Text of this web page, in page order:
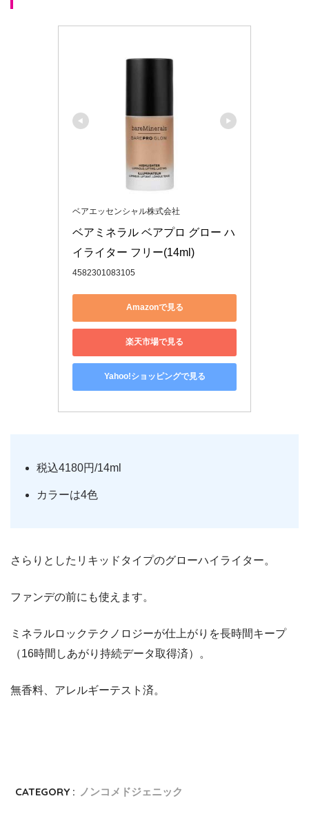
ベアエッセンシャル株式会社
ベアミネラル ベアプロ グロー ハ
イライター フリー(14ml)
4582301083105
Amazonで見る
楽天市場で見る
Yahoo!ショッピングで見る
税込4180円/14ml
カラーは4色
さらりとしたリキッドタイプのグローハイライター。
ファンデの前にも使えます。
ミネラルロックテクノロジーが仕上がりを長時間キープ
（16時間しあがり持続データ取得済）。
無香料、アレルギーテスト済。
CATEGORY : ノンコメドジェニック